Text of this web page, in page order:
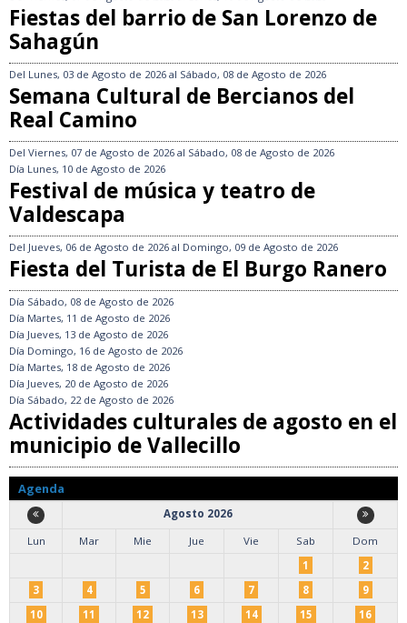
Fiestas del barrio de San Lorenzo de
Sahagún
Del Lunes, 03 de Agosto de 2026 al Sábado, 08 de Agosto de 2026
Semana Cultural de Bercianos del
Real Camino
Del Viernes, 07 de Agosto de 2026 al Sábado, 08 de Agosto de 2026
Día Lunes, 10 de Agosto de 2026
Festival de música y teatro de
Valdescapa
Del Jueves, 06 de Agosto de 2026 al Domingo, 09 de Agosto de 2026
Fiesta del Turista de El Burgo Ranero
Día Sábado, 08 de Agosto de 2026
Día Martes, 11 de Agosto de 2026
Día Jueves, 13 de Agosto de 2026
Día Domingo, 16 de Agosto de 2026
Día Martes, 18 de Agosto de 2026
Día Jueves, 20 de Agosto de 2026
Día Sábado, 22 de Agosto de 2026
Actividades culturales de agosto en el
municipio de Vallecillo
Agenda
Agosto 2026
Lun
Mar Mie Jue Vie Sab
Dom
1
2
3
4 5 6 7 8
9
10
11 12 13 14 15
16